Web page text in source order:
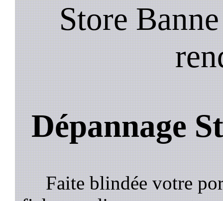
Store
Dépannage
Faite blindée votre